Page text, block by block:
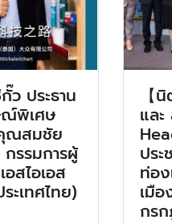
ว ประธาน
ณ์พิเศษ
ณสมชัย
รรมการผู้
สไอเอส
ะเทศไทย)
【
แล
ปร
ท่อ
เมือ
กร